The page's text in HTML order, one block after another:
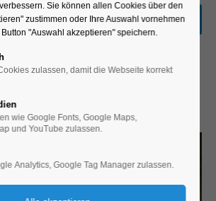
"Hin &
Jugend, Kunst,
Sie können allen Cookies über den
zustimmen oder Ihre Auswahl vornehmen
"Auswahl akzeptieren" speichern.
zulassen, damit die Webseite korrekt
wie Google Fonts, Google Maps,
und YouTube zulassen.
Analytics, Google Tag Manager zulassen.